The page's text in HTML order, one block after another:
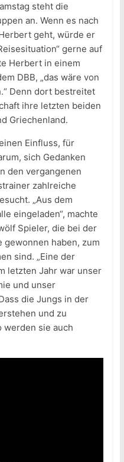
steht die
an. Wenn es nach
geht, würde er
gerne auf
Herbert in einem
DBB, „das wäre von
Denn dort bestreitet
ihre letzten beiden
Griechenland.
Einfluss, für
sich Gedanken
den vergangenen
zahlreiche
„Aus dem
eingeladen“, machte
Spieler, die bei der
gewonnen haben, zum
sind. „Eine der
letzten Jahr war unser
und unser
die Jungs in der
und zu
werden sie auch